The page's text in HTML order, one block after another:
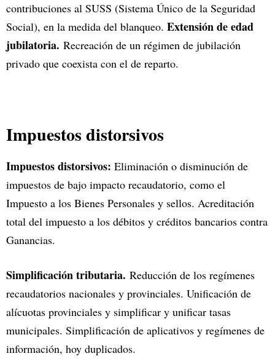
contribuciones al SUSS (Sistema Único de la Seguridad
Social), en la medida del blanqueo. Extensión de edad
jubilatoria. Recreación de un régimen de jubilación
privado que coexista con el de reparto.
Impuestos distorsivos
Impuestos distorsivos: Eliminación o disminución de
impuestos de bajo impacto recaudatorio, como el
Impuesto a los Bienes Personales y sellos. Acreditación
total del impuesto a los débitos y créditos bancarios contra
Ganancias.
Simplificación tributaria. Reducción de los regímenes
recaudatorios nacionales y provinciales. Unificación de
alícuotas provinciales y simplificar y unificar tasas
municipales. Simplificación de aplicativos y regímenes de
información, hoy duplicados.